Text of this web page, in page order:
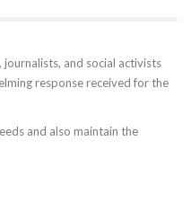
and social activists
response received for the
and also maintain the